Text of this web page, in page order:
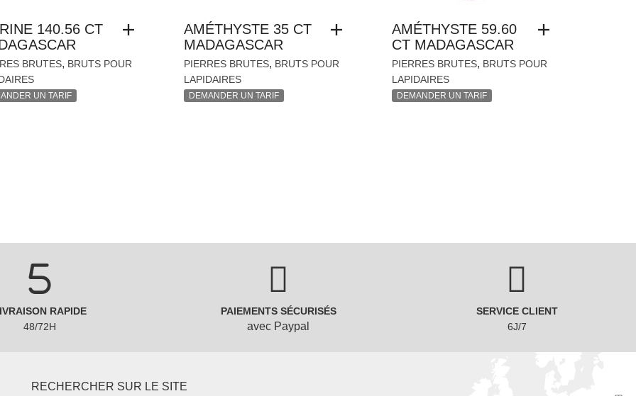
140.56 CT
BRUTES, BRUTS POUR
UN TARIF
AMÉTHYSTE 35 CT
MADAGASCAR
PIERRES BRUTES, BRUTS POUR
LAPIDAIRES
DEMANDER UN TARIF
AMÉTHYSTE 59.60
CT MADAGASCAR
PIERRES BRUTES, BRUTS POUR
LAPIDAIRES
DEMANDER UN TARIF
RAPIDE
48/72H
PAIEMENTS SÉCURISÉS
avec Paypal
SERVICE CLIENT
6J/7
RECHERCHER SUR LE SITE